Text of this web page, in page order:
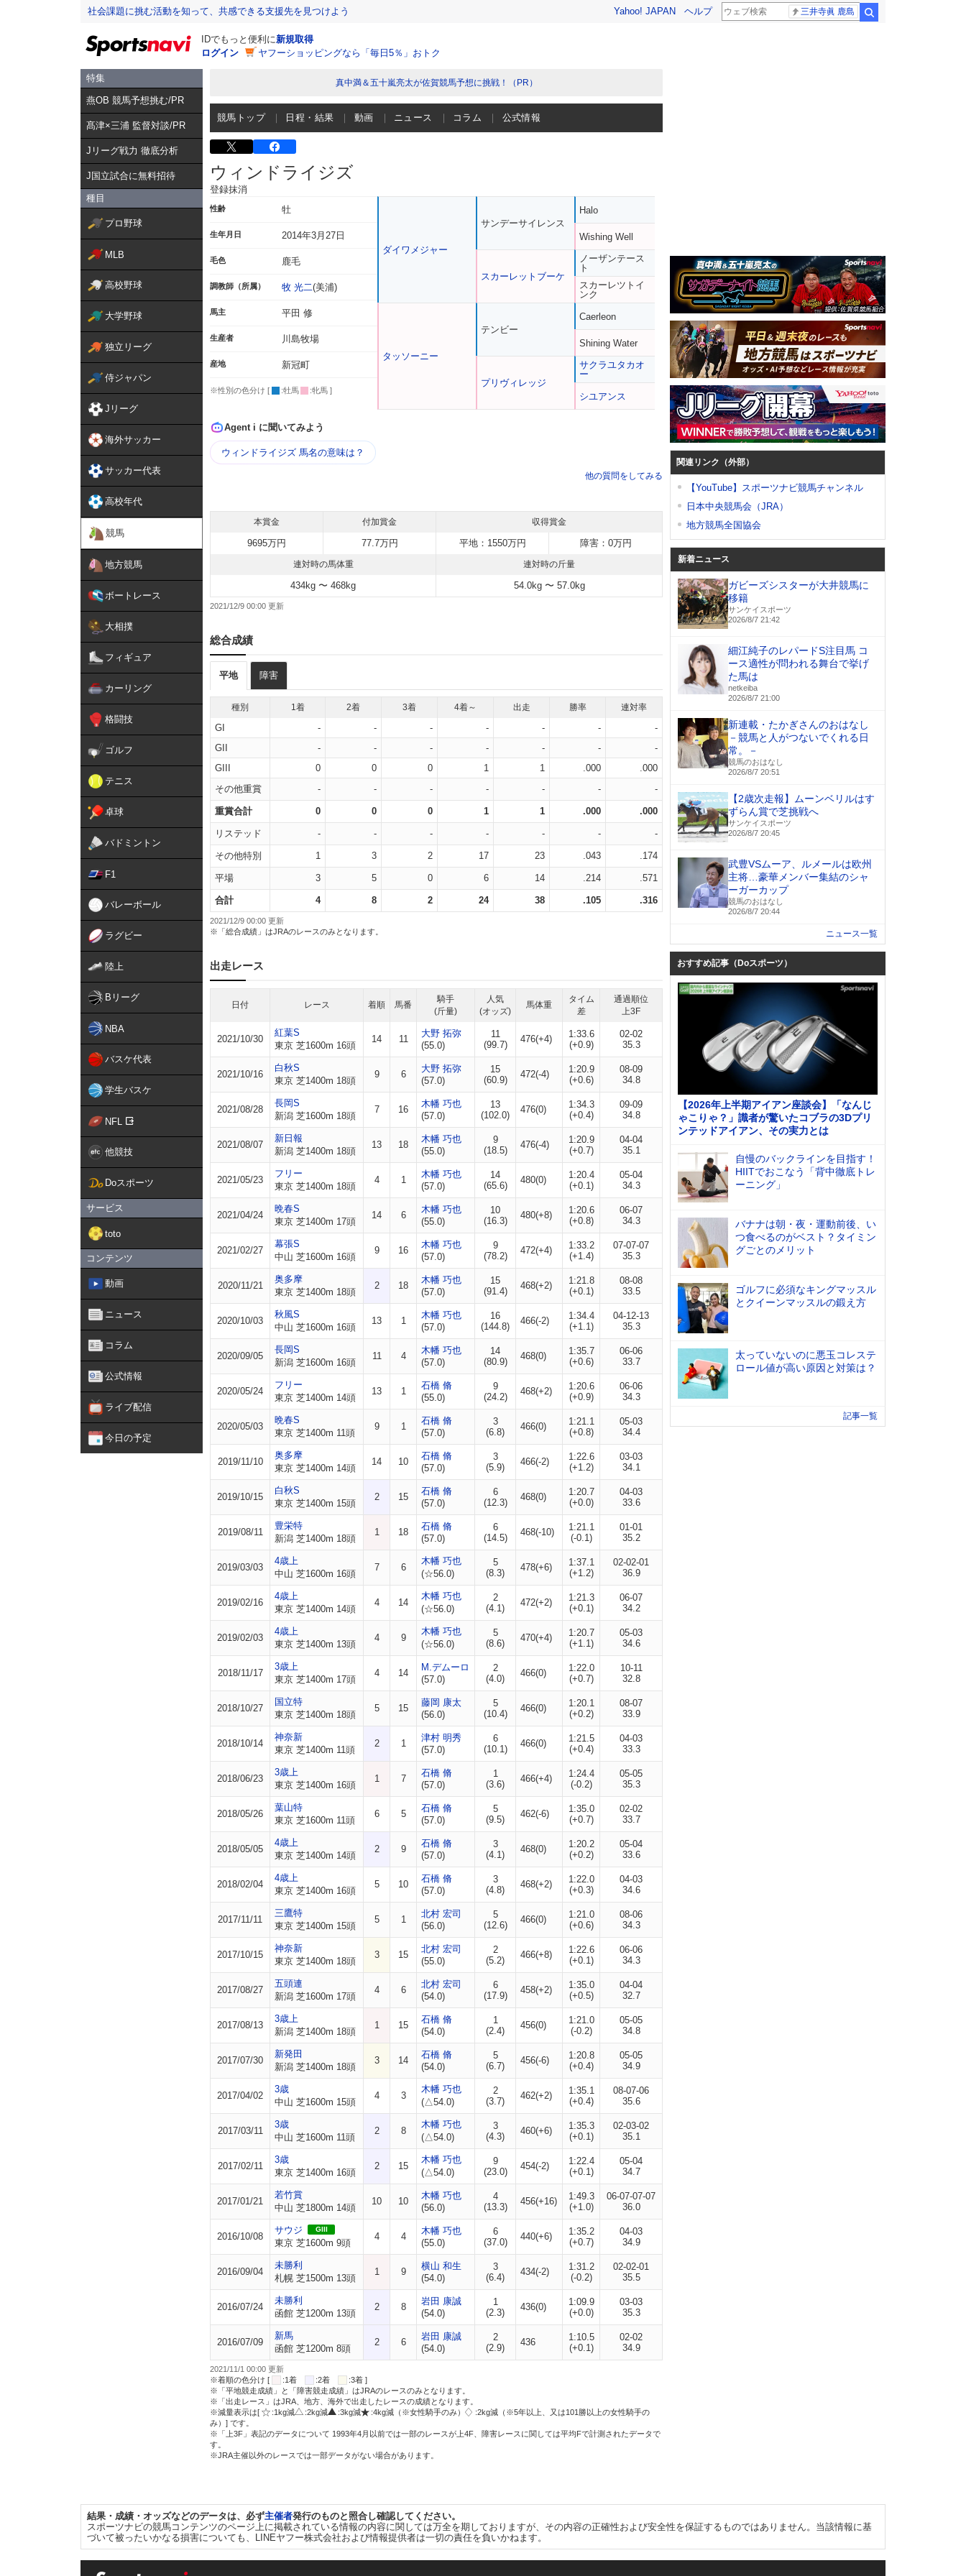
社会課題に挑む活動を知って、共感できる支援先を見つけよう Yahoo! JAPAN ヘルプ 三井寺眞 鹿島
IDでもっと便利に新規取得
ログイン
ヤフーショッピングなら「毎日5％」おトク
特集
燕OB 競馬予想挑む/PR
髙津×三浦 監督対談/PR
Jリーグ戦力 徹底分析
J国立試合に無料招待
種目
プロ野球
MLB
高校野球
大学野球
独立リーグ
侍ジャパン
Jリーグ
海外サッカー
サッカー代表
高校年代
競馬
地方競馬
ボートレース
大相撲
フィギュア
カーリング
格闘技
ゴルフ
テニス
卓球
バドミントン
F1
バレーボール
ラグビー
陸上
Bリーグ
NBA
バスケ代表
学生バスケ
NFL
他競技
Doスポーツ
サービス
toto
コンテンツ
動画
ニュース
コラム
公式情報
ライブ配信
今日の予定
真中満＆五十嵐亮太が佐賀競馬予想に挑戦！（PR）
競馬トップ 日程・結果 動画 ニュース コラム 公式情報
ウィンドライジズ
登録抹消
性齢 牡
生年月日 2014年3月27日
毛色 鹿毛
調教師（所属） 牧 光二(美浦)
馬主 平田 修
生産者 川島牧場
産地 新冠町
※性別の色分け [ :牡馬 :牝馬 ]
ダイワメジャー
タッソーニー
サンデーサイレンス
スカーレットブーケ
テンビー
プリヴィレッジ
Halo
Wishing Well
ノーザンテース
ト
スカーレツトイ
ンク
Caerleon
Shining Water
サクラユタカオ
ー
シユアンス
Agent i に聞いてみよう
ウィンドライジズ 馬名の意味は？
他の質問をしてみる
本賞金 付加賞金 収得賞金
9695万円 77.7万円 平地：1550万円 障害：0万円
連対時の馬体重 連対時の斤量
434kg 〜 468kg 54.0kg 〜 57.0kg
2021/12/9 00:00
総合成績
平地 障害
種別 1着 2着 3着 4着～ 出走 勝率 連対率
GI - - - - - -
-
GII
- - - - - -
-
GIII
0 0 0 1 1 .000
.000
その他重賞
- - - - - - -
重賞合計 0 0 0 1 1 .000 .000
リステッド - - - - - - -
その他特別 1 3 2 17 23 .043 .174
平場 3 5 0 6 14 .214 .571
合計 4 8 2 24 38 .105 .316
2021/12/9 00:00 更新
※「総合成績」はJRAのレースのみとなります。
出走レース
日付 レース 着順 馬番
騎手
(斤量)
人気
(オッズ)
馬体重
タイム
差
通過順位
上3F
2021/10/30
紅葉S
東京 芝1600m 16頭
14 11
大野 拓弥
(55.0)
11
(99.7)
476(+4)
1:33.6
(+0.9)
02-02
35.3
2021/10/16
白秋S
東京 芝1400m 18頭
9 6
大野 拓弥
(57.0)
15
(60.9)
472(-4)
1:20.9
(+0.6)
08-09
34.8
2021/08/28
長岡S
新潟 芝1600m 18頭
7 16
木幡 巧也
(57.0)
13
(102.0)
476(0)
1:34.3
(+0.4)
09-09
34.8
2021/08/07
新日報
新潟 芝1400m 18頭
13 18
木幡 巧也
(55.0)
9
(18.5)
476(-4)
1:20.9
(+0.7)
04-04
35.1
2021/05/23
フリー
東京 芝1400m 18頭
4 1
木幡 巧也
(57.0)
14
(65.6)
480(0)
1:20.4
(+0.1)
05-04
34.3
2021/04/24
晩春S
東京 芝1400m 17頭
14 6
木幡 巧也
(55.0)
10
(16.3)
480(+8)
1:20.6
(+0.8)
06-07
34.3
2021/02/27
幕張S
中山 芝1600m 16頭
9 16
木幡 巧也
(57.0)
9
(78.2)
472(+4)
1:33.2
(+1.4)
07-07-07
35.3
2020/11/21
奥多摩
東京 芝1400m 18頭
2 18
木幡 巧也
(57.0)
15
(91.4)
468(+2)
1:21.8
(+0.1)
08-08
33.5
2020/10/03
秋風S
中山 芝1600m 16頭
13 1
木幡 巧也
(57.0)
16
(144.8)
466(-2)
1:34.4
(+1.1)
04-12-13
35.3
2020/09/05
長岡S
新潟 芝1600m 16頭
11 4
木幡 巧也
(57.0)
14
(80.9)
468(0)
1:35.7
(+0.6)
06-06
33.7
2020/05/24
フリー
東京 芝1400m 14頭
13 1
石橋 脩
(55.0)
9
(24.2)
468(+2)
1:20.6
(+0.9)
06-06
34.3
2020/05/03
晩春S
東京 芝1400m 11頭
9 1
石橋 脩
(57.0)
3
(6.8)
466(0)
1:21.1
(+0.8)
05-03
34.4
2019/11/10
奥多摩
東京 芝1400m 14頭
14 10
石橋 脩
(57.0)
3
(5.9)
466(-2)
1:22.6
(+1.2)
03-03
34.1
2019/10/15
白秋S
東京 芝1400m 15頭
2 15
石橋 脩
(57.0)
6
(12.3)
468(0)
1:20.7
(+0.0)
04-03
33.6
2019/08/11
豊栄特
新潟 芝1400m 18頭
1 18
石橋 脩
(57.0)
6
(14.5)
468(-10)
1:21.1
(-0.1)
01-01
35.2
2019/03/03
4歳上
中山 芝1600m 16頭
7 6
木幡 巧也
(☆56.0)
5
(8.3)
478(+6)
1:37.1
(+1.2)
02-02-01
36.9
2019/02/16
4歳上
東京 芝1400m 14頭
4 14
木幡 巧也
(☆56.0)
2
(4.1)
472(+2)
1:21.3
(+0.1)
06-07
34.2
2019/02/03
4歳上
東京 芝1400m 13頭
4 9
木幡 巧也
(☆56.0)
5
(8.6)
470(+4)
1:20.7
(+1.1)
05-03
34.6
2018/11/17
3歳上
東京 芝1400m 17頭
4 14
M.デムーロ
(57.0)
2
(4.0)
466(0)
1:22.0
(+0.7)
10-11
32.8
2018/10/27
国立特
東京 芝1400m 18頭
5 15
藤岡 康太
(56.0)
5
(10.4)
466(0)
1:20.1
(+0.2)
08-07
33.9
2018/10/14
神奈新
東京 芝1400m 11頭
2 1
津村 明秀
(57.0)
6
(10.1)
466(0)
1:21.5
(+0.4)
04-03
33.3
2018/06/23
3歳上
東京 芝1400m 16頭
1 7
石橋 脩
(57.0)
1
(3.6)
466(+4)
1:24.4
(-0.2)
05-05
35.3
2018/05/26
葉山特
東京 芝1600m 11頭
6 5
石橋 脩
(57.0)
5
(9.5)
462(-6)
1:35.0
(+0.7)
02-02
33.7
2018/05/05
4歳上
東京 芝1400m 14頭
2 9
石橋 脩
(57.0)
3
(4.1)
468(0)
1:20.2
(+0.2)
05-04
33.6
2018/02/04
4歳上
東京 芝1400m 16頭
5 10
石橋 脩
(57.0)
3
(4.8)
468(+2)
1:22.0
(+0.3)
04-03
34.6
2017/11/11
三鷹特
東京 芝1400m 15頭
5 1
北村 宏司
(56.0)
5
(12.6)
466(0)
1:21.0
(+0.6)
08-06
34.3
2017/10/15
神奈新
東京 芝1400m 18頭
3 15
北村 宏司
(55.0)
2
(5.2)
466(+8)
1:22.6
(+0.1)
06-06
34.3
2017/08/27
五頭連
新潟 芝1600m 17頭
4 6
北村 宏司
(54.0)
6
(17.9)
458(+2)
1:35.0
(+0.5)
04-04
32.7
2017/08/13
3歳上
新潟 芝1400m 18頭
1 15
石橋 脩
(54.0)
1
(2.4)
456(0)
1:21.0
(-0.2)
05-05
34.8
2017/07/30
新発田
新潟 芝1400m 18頭
3 14
石橋 脩
(54.0)
5
(6.7)
456(-6)
1:20.8
(+0.4)
05-05
34.9
2017/04/02
3歳
中山 芝1600m 15頭
4 3
木幡 巧也
(△54.0)
2
(3.7)
462(+2)
1:35.1
(+0.4)
08-07-06
35.6
2017/03/11
3歳
中山 芝1600m 11頭
2 8
木幡 巧也
(△54.0)
3
(4.3)
460(+6)
1:35.3
(+0.1)
02-03-02
35.1
2017/02/11
3歳
東京 芝1400m 16頭
2 15
木幡 巧也
(△54.0)
9
(23.0)
454(-2)
1:22.4
(+0.1)
05-04
34.7
2017/01/21
若竹賞
中山 芝1800m 14頭
10 10
木幡 巧也
(56.0)
4
(13.3)
456(+16)
1:49.3
(+1.0)
06-07-07-07
36.0
2016/10/08
サウジ GIII
東京 芝1600m 9頭
4 4
木幡 巧也
(55.0)
6
(37.0)
440(+6)
1:35.2
(+0.7)
04-03
34.9
2016/09/04
未勝利
札幌 芝1500m 13頭
1 9
横山 和生
(54.0)
3
(6.4)
434(-2)
1:31.2
(-0.2)
02-02-01
35.5
2016/07/24
未勝利
函館 芝1200m 13頭
2 8
岩田 康誠
(54.0)
1
(2.3)
436(0)
1:09.9
(+0.0)
03-03
35.3
2016/07/09
新馬
函館 芝1200m 8頭
2 6
岩田 康誠
(54.0)
2
(2.9)
436
1:10.5
(+0.1)
02-02
34.9
2021/11/1 00:00 更新
※着順の色分け [
:1着 :2着
:3着 ]
※「平地競走成績」と「障害競走成績」はJRAのレースのみとなります。
※「出走レース」はJRA、地方、海外で出走したレースの成績となります。
※減量表示は[
:1kg減 :2kg減 :3kg減 :4kg減（※女性騎手のみ）
:2kg減（※5年以上、又は101勝以上の女性騎手の
み）] です。
※「上3F」表記のデータについて 1993年4月以前では一部のレースが上4F、障害レースに関しては平均Fで計測されたデータで
す。
※JRA主催以外のレースでは一部データがない場合があります。
関連リンク（外部）
【YouTube】スポーツナビ競馬チャンネル
日本中央競馬会（JRA）
地方競馬全国協会
新着ニュース
ガビーズシスターが大井競馬に
移籍
サンケイスポーツ
2026/8/7 21:42
細江純子のレパードS注目馬 コ
ース適性が問われる舞台で挙げ
た馬は
netkeiba
2026/8/7 21:00
新連載・たかぎさんのおはなし
－競馬と人がつないでくれる日
常。－
競馬のおはなし
2026/8/7 20:51
【2歳次走報】ムーンベリルはす
ずらん賞で芝挑戦へ
サンケイスポーツ
2026/8/7 20:45
武豊VSムーア、ルメールは欧州
主将…豪華メンバー集結のシャ
ーガーカップ
競馬のおはなし
2026/8/7 20:44
ニュース一覧
おすすめ記事（Doスポーツ）
【2026年上半期アイアン座談会】「なんじ
ゃこりゃ？」識者が驚いたコブラの3Dプリ
ンテッドアイアン、その実力とは
自慢のバックラインを目指す！
HIITでおこなう「背中徹底トレ
ーニング」
バナナは朝・夜・運動前後、い
つ食べるのがベスト？タイミン
グごとのメリット
ゴルフに必須なキングマッスル
とクイーンマッスルの鍛え方
太っていないのに悪玉コレステ
ロール値が高い原因と対策は？
記事一覧
結果・成績・オッズなどのデータは、必ず主催者発行のものと照合し確認してください。
スポーツナビの競馬コンテンツのページ上に掲載されている情報の内容に関しては万全を期しておりますが、その内容の正確性および安全性を保証するものではありません。当該情報に基
づいて被ったいかなる損害についても、LINEヤフー株式会社および情報提供者は一切の責任を負いかねます。